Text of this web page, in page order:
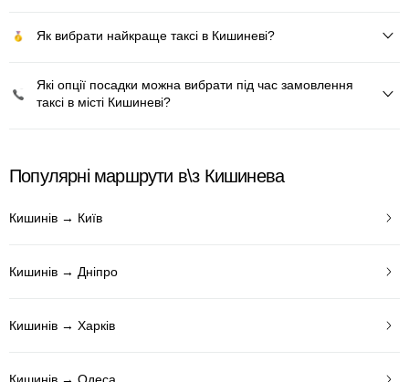
Як вибрати найкраще таксі в Кишиневі?
Які опції посадки можна вибрати під час замовлення
таксі в місті Кишиневі?
Популярні маршрути в\з Кишинева
Кишинів → Київ
Кишинів → Дніпро
Кишинів → Харків
Кишинів → Одеса